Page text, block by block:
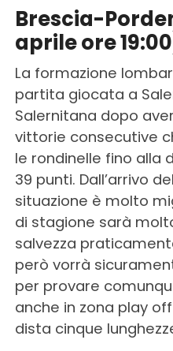
Brescia-
aprile ore
La formazione
partita giocata a
Salernitana dopo
vittorie consecutive
le rondinelle fino alla
39 punti. Dall’arrivo
situazione è molto
di stagione sarà
salvezza
però vorrà
per provare
anche in zona play
dista cinque